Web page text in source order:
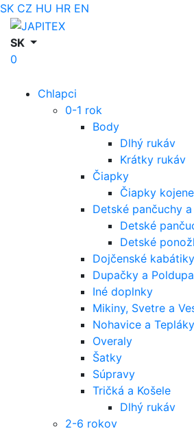
SK CZ HU HR EN
SK
0
Chlapci
0-1 rok
Body
Dlhý rukáv
Krátky rukáv
Čiapky
Čiapky
Detské pančuchy
Detské
Detské
Dojčenské
Dupačky a
Iné doplnky
Mikiny, Svetre a
Nohavice a Tepláky
Overaly
Šatky
Súpravy
Tričká a Košele
Dlhý rukáv
2-6 rokov